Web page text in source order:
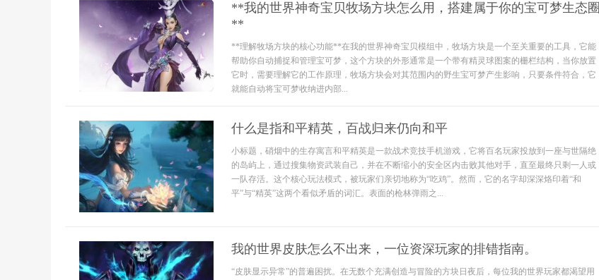
**我的世界神奇宝贝牧场方块怎么用，搭建属于你的宝可梦生态圈
**
**理解牧场方块的核心功能**在我的世界神奇宝贝模组中，牧场方块是一个至关重要的工具，它能
帮助你自动捕捉和管理宝可梦，这个方块的外形通常是一个带有精灵球图案的栅栏结构，当你放置
它时，需要理解它的工作原理，牧场方块会对其范围内的野生宝可梦产生影响，只要条件符合，它
就能自动将宝可梦收纳进内部...
什么是指和平精英，百战归来仍向和平
小标题，硝烟中的生存寓言和平精英是一款战术竞技手机游戏，它将百名玩家投放到一座与世隔绝
的岛屿上，通过搜集物资武装自己，并在不断缩小的安全区内击败其他对手，直至最终只剩一人或
一队存活。这个核心玩法模式，被玩家们亲切地称为“吃鸡”。然而，它的名字却深深烙印着“和
平”与“精英”这两个看似矛盾的词汇。表面的枪林弹雨之...
我的世界皮肤怎么不出来，一位资深玩家的排错指南。
“皮肤显示异常”的普遍困扰。在无数个充满创造与冒险的方块日夜后，每位我的世界玩家都渴望用